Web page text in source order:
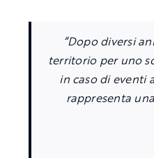
“Dopo diversi
territorio per uno
in caso di eventi
rappresenta